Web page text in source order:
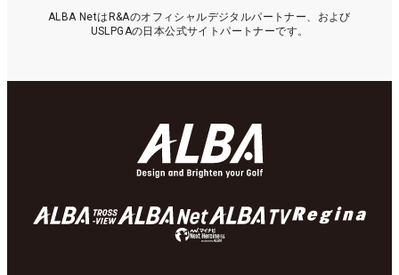
ALBA NetはR&Aのオフィシャルデジタルパートナー、および
USLPGAの日本公式サイトパートナーです。